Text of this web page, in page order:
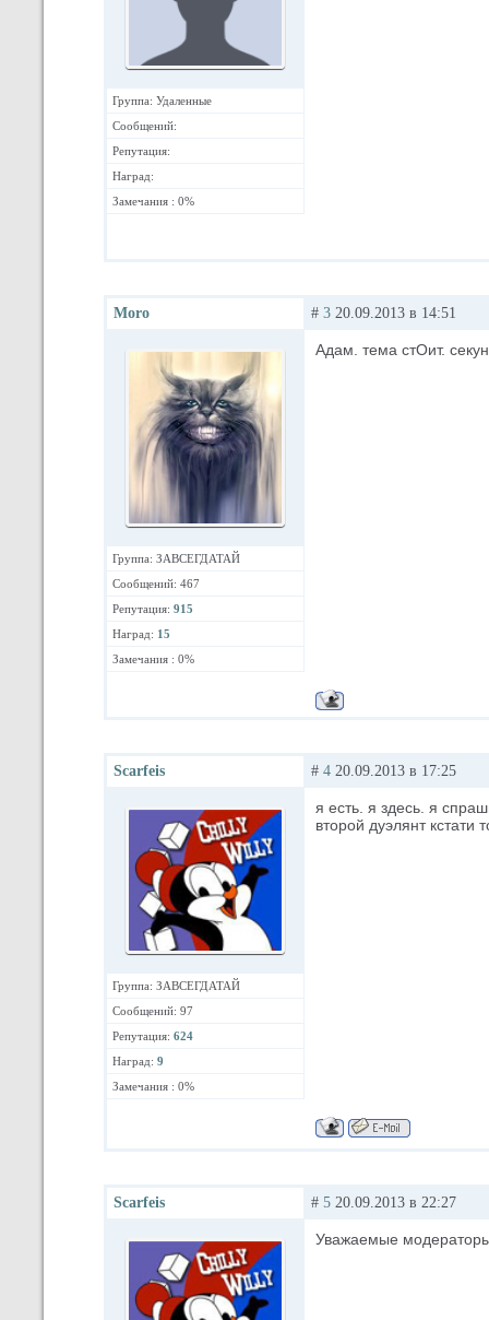
Группа: Удаленные
Сообщений:
Репутация:
Наград:
Замечания : 0%
Moro
Группа: ЗАВСЕГДАТАЙ
Сообщений: 467
Репутация: 915
Наград: 15
Замечания : 0%
# 3 20.09.2013 в 14:51
Адам. тема стОит.
Scarfeis
Группа: ЗАВСЕГДАТАЙ
Сообщений: 97
Репутация: 624
Наград: 9
Замечания : 0%
# 4 20.09.2013 в 17:25
я есть. я здесь. я
второй дуэлянт кстати
Scarfeis # 5 20.09.2013 в 22:27
Уважаемые